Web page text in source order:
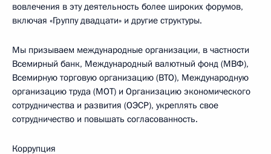
вовлечения в эту деятельность более широких форумов,
включая «Группу двадцати» и другие структуры.
Мы призываем международные организации, в частности
Всемирный банк, Международный валютный фонд (МВФ),
Всемирную торговую организацию (ВТО), Международную
организацию труда (МОТ) и Организацию экономического
сотрудничества и развития (ОЭСР), укреплять свое
сотрудничество и повышать согласованность.
Коррупция